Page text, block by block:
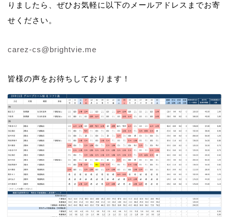
りましたら、ぜひお気軽に以下のメールアドレスまでお寄
せください。
carez-cs@brightvie.me
皆様の声をお待ちしております！